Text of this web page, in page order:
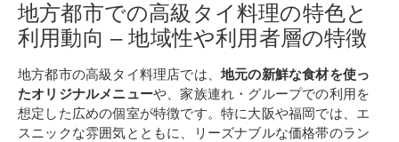
地方都市での高級タイ料理の特色と
利用動向 – 地域性や利用者層の特徴
地方都市の高級タイ料理店では、 地元の新鮮な食材を使っ
たオリジナルメニューや、家族連れ・グループでの利用を
想定した広めの個室が特徴です。特に大阪や福岡では、エ
スニックな雰囲気とともに、リーズナブルな価格帯のラン